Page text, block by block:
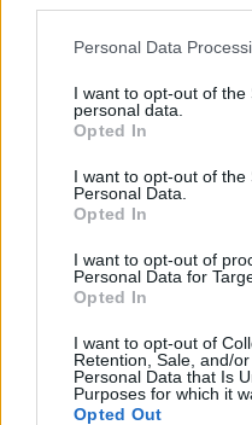
Please note that this
not limited to your visit or
grant or deny consent to
use your data for below
consent section.
Personal Data
I want to opt-out of the
personal data.
Opted In
I want to opt-out of the
Personal Data.
Opted In
I want to opt-out of
Personal Data for
Opted In
I want to opt-out of
Retention, Sale, and/
Personal Data that Is
Purposes for which it
Opted Out